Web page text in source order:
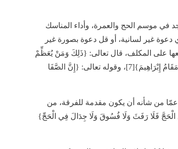
في موسم الحج والعمرة، وأداء المناسك
دعوة غير لسانية، أو قل دعوة بصورة غير
على المكلف، قال تعالى: {ذَلِكَ وَمَنْ يُعَظِّمْ
شَعَائِرَ اللَّهِ فَإِنَّهَا مِنْ تَقْوَى الْقُلُوبِ}[6]، وقال تعالى: {فِيهِ آيَاتٌ بَيِّنَاتٌ مَقَامُ إِبْرَاهِيمَ}[7]، وقوله تعالى: {إِنَّ الصَّفَا
عمّا من شأنه أن يكون مقدمة للفرقة، من
فَلَا رَفَثَ وَلَا فُسُوقَ وَلَا جِدَالَ فِي الْحَجِّ}